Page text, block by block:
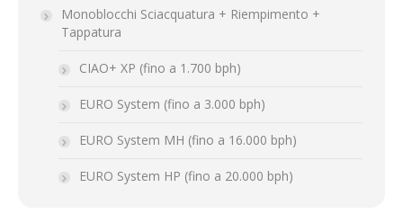
Monoblocchi Sciacquatura + Riempimento +
Tappatura
CIAO+ XP (fino a 1.700 bph)
EURO System (fino a 3.000 bph)
EURO System MH (fino a 16.000 bph)
EURO System HP (fino a 20.000 bph)